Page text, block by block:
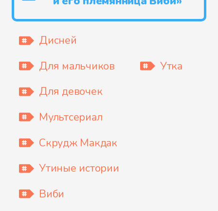
Дисней
Для мальчиков
Утка
Для девочек
Мультсериал
Скрудж Макдак
Утиные истории
Виби